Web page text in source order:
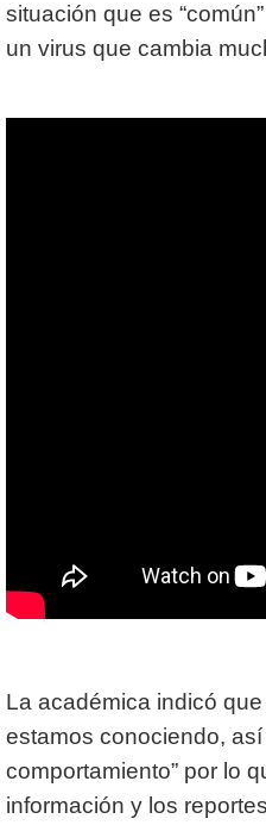
situación que es
un virus que cambia
La académica indicó
estamos conociendo,
comportamiento” por lo
información y los